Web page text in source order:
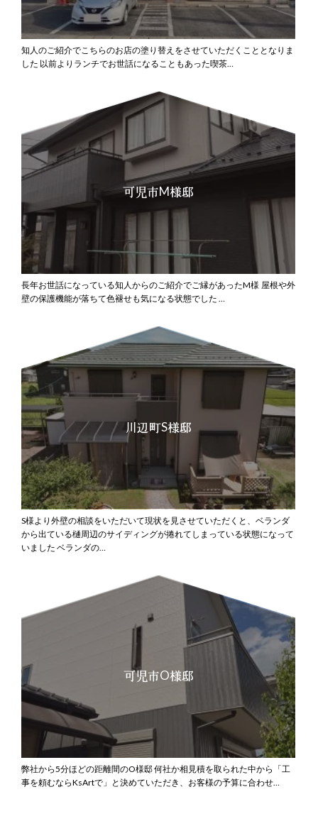
知人のご紹介でこちらのお店の塗り替えをさせていただくこととなりま
した 以前よりランチでお世話になることもあった喫茶…
可児市M様邸
長年お世話になっている知人からのご紹介でご縁があったM様 屋根や外
壁の保護機能が落ちて色褪せも気になる状態でした …
川辺町S様邸
S様より外壁の相談をいただいて現状を見させていただくと、ベランダ
から出ている樋周辺のサイディングが捲れてしまっている状態になって
いました ベランダの…
可児市O様邸
弊社から5分ほどの距離間のO様邸何社か相見積を取られた中から「工
事を頼むならKsArtで」と決めていただき、お客様の予算に合わせ…